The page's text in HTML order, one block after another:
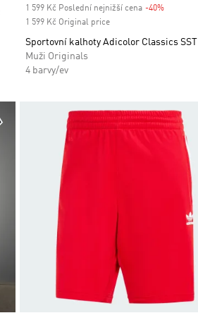
1 599 Kč Poslední nejnižší cena -40%Discount
1 599 Kč Original price
Sportovní kalhoty Adicolor Classics SST
Muži Originals
4 barvy/ev
Přidat do seznamu přání